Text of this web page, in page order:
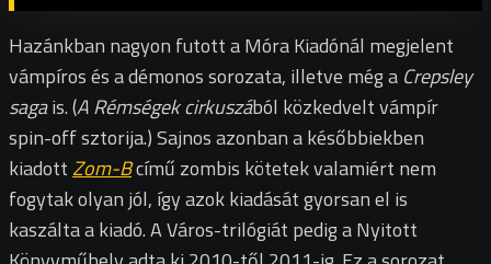
Hazánkban nagyon futott a Móra Kiadónál megjelent
vámpíros és a démonos sorozata, illetve még a Crepsley
sagais. (A Rémségek cirkuszából közkedvelt vámpír
spin-off sztorija.) Sajnos azonban a későbbiekben
kiadott Zom-Bcímű zombis kötetek valamiért nem
fogytak olyan jól, így azok kiadását gyorsan el is
kaszálta a kiadó. A Város-trilógiát pedig a Nyitott